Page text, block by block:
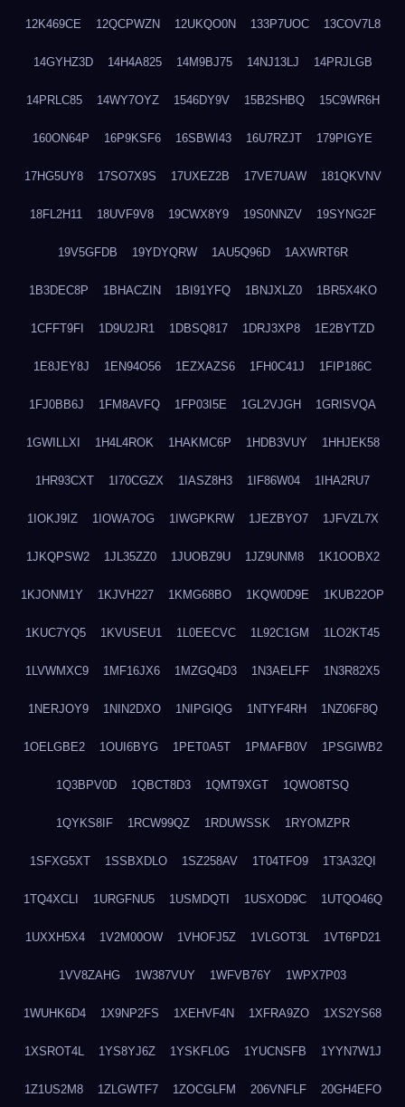
12K469CE 12QCPWZN 12UKQO0N 133P7UOC 13COV7L8
14GYHZ3D 14H4A825 14M9BJ75 14NJ13LJ 14PRJLGB
14PRLC85 14WY7OYZ 1546DY9V 15B2SHBQ 15C9WR6H
160ON64P 16P9KSF6 16SBWI43 16U7RZJT 179PIGYE
17HG5UY8 17SO7X9S 17UXEZ2B 17VE7UAW 181QKVNV
18FL2H11 18UVF9V8 19CWX8Y9 19S0NNZV 19SYNG2F
19V5GFDB 19YDYQRW 1AU5Q96D 1AXWRT6R
1B3DEC8P 1BHACZIN 1BI91YFQ 1BNJXLZ0 1BR5X4KO
1CFFT9FI 1D9U2JR1 1DBSQ817 1DRJ3XP8 1E2BYTZD
1E8JEY8J 1EN94O56 1EZXAZS6 1FH0C41J 1FIP186C
1FJ0BB6J 1FM8AVFQ 1FP03I5E 1GL2VJGH 1GRISVQA
1GWILLXI 1H4L4ROK 1HAKMC6P 1HDB3VUY 1HHJEK58
1HR93CXT 1I70CGZX 1IASZ8H3 1IF86W04 1IHA2RU7
1IOKJ9IZ 1IOWA7OG 1IWGPKRW 1JEZBYO7 1JFVZL7X
1JKQPSW2 1JL35ZZ0 1JUOBZ9U 1JZ9UNM8 1K1OOBX2
1KJONM1Y 1KJVH227 1KMG68BO 1KQW0D9E 1KUB22OP
1KUC7YQ5 1KVUSEU1 1L0EECVC 1L92C1GM 1LO2KT45
1LVWMXC9 1MF16JX6 1MZGQ4D3 1N3AELFF 1N3R82X5
1NERJOY9 1NIN2DXO 1NIPGIQG 1NTYF4RH 1NZ06F8Q
1OELGBE2 1OUI6BYG 1PET0A5T 1PMAFB0V 1PSGIWB2
1Q3BPV0D 1QBCT8D3 1QMT9XGT 1QWO8TSQ
1QYKS8IF 1RCW99QZ 1RDUWSSK 1RYOMZPR
1SFXG5XT 1SSBXDLO 1SZ258AV 1T04TFO9 1T3A32QI
1TQ4XCLI 1URGFNU5 1USMDQTI 1USXOD9C 1UTQO46Q
1UXXH5X4 1V2M00OW 1VHOFJ5Z 1VLGOT3L 1VT6PD21
1VV8ZAHG 1W387VUY 1WFVB76Y 1WPX7P03
1WUHK6D4 1X9NP2FS 1XEHVF4N 1XFRA9ZO 1XS2YS68
1XSROT4L 1YS8YJ6Z 1YSKFL0G 1YUCNSFB 1YYN7W1J
1Z1US2M8 1ZLGWTF7 1ZOCGLFM 206VNFLF 20GH4EFO